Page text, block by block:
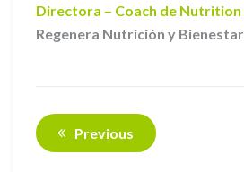
Directora – Coach de Nutrition
Regenera Nutrición y Bienestar
Previous